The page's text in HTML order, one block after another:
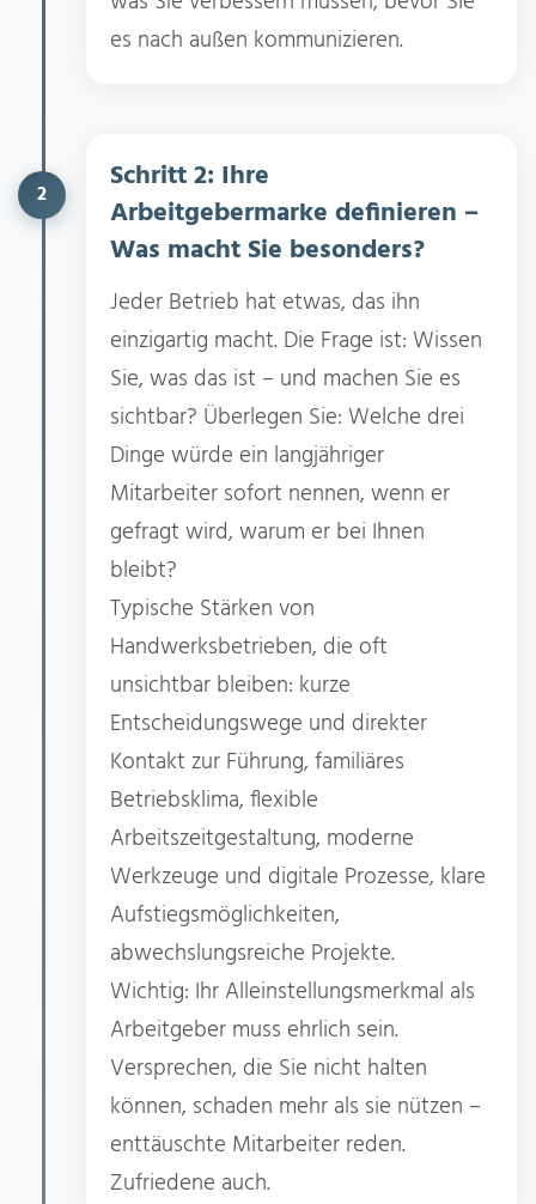
es nach außen kommunizieren.
2
Schritt 2: Ihre
Arbeitgebermarke definieren –
Was macht Sie besonders?
Jeder Betrieb hat etwas, das ihn
einzigartig macht. Die Frage ist: Wissen
Sie, was das ist – und machen Sie es
sichtbar? Überlegen Sie: Welche drei
Dinge würde ein langjähriger
Mitarbeiter sofort nennen, wenn er
gefragt wird, warum er bei Ihnen
bleibt?
Typische Stärken von
Handwerksbetrieben, die oft
unsichtbar bleiben: kurze
Entscheidungswege und direkter
Kontakt zur Führung, familiäres
Betriebsklima, flexible
Arbeitszeitgestaltung, moderne
Werkzeuge und digitale Prozesse, klare
Aufstiegsmöglichkeiten,
abwechslungsreiche Projekte.
Wichtig: Ihr Alleinstellungsmerkmal als
Arbeitgeber muss ehrlich sein.
Versprechen, die Sie nicht halten
können, schaden mehr als sie nützen –
enttäuschte Mitarbeiter reden.
Zufriedene auch.